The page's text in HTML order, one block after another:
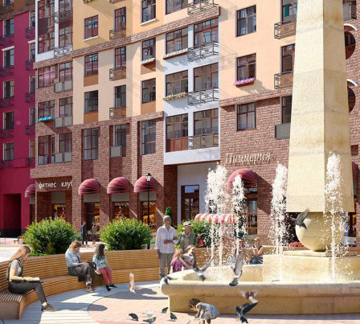
104420 - Г. РАЗВИЛКА,
ПОСЕЛОК РАЗВИЛКА,
РИМСКИЙ ПРОЕЗД,
Д.5СТР1
Москва / Московская обл
Получить контакты Посмотреть на карте
Прямая продажа от застройщика! Кладовая номер 396 общей
площадью 4.2 кв.м. на -1-м этаже в ЖК «Римский».
[#4762334#]
416 (+1)
Навигация
Характеристики
О помещении
Где находится
Контакты
Другие объявления